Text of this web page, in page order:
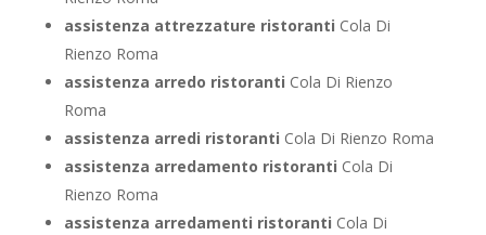
assistenza attrezzature ristoranti Cola Di
Rienzo Roma
assistenza arredo ristoranti Cola Di Rienzo
Roma
assistenza arredi ristoranti Cola Di Rienzo Roma
assistenza arredamento ristoranti Cola Di
Rienzo Roma
assistenza arredamenti ristoranti Cola Di